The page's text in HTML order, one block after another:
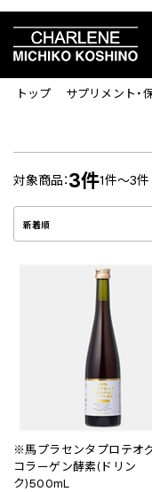
トップ サプリメント・
対象商品：3件1件～3件
新着順
※馬プラセンタプロテオ
コラーゲン酵素(ドリン
ク)500mL